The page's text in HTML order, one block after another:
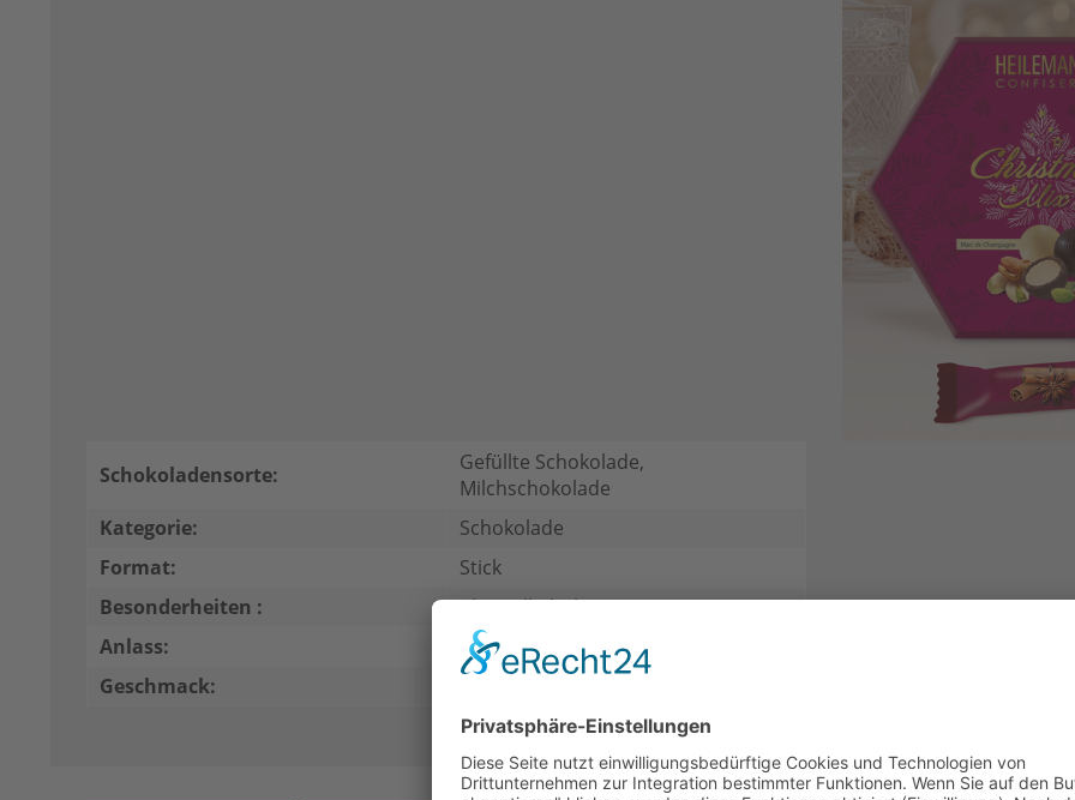
Schokoladensorte:
Gefüllte Schokolade,
Milchschokolade
Kategorie:
Schokolade
Format:
Stick
Besonderheiten :
ohne Alkohol
Anlass:
Für Mich
Geschmack: